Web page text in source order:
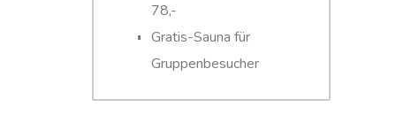
78,-
Gratis-Sauna für
Gruppenbesucher